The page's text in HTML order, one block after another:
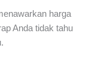
harga
Anda tidak tahu